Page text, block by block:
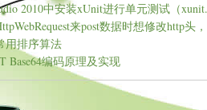
用排序算法
Base64编码原理及实现